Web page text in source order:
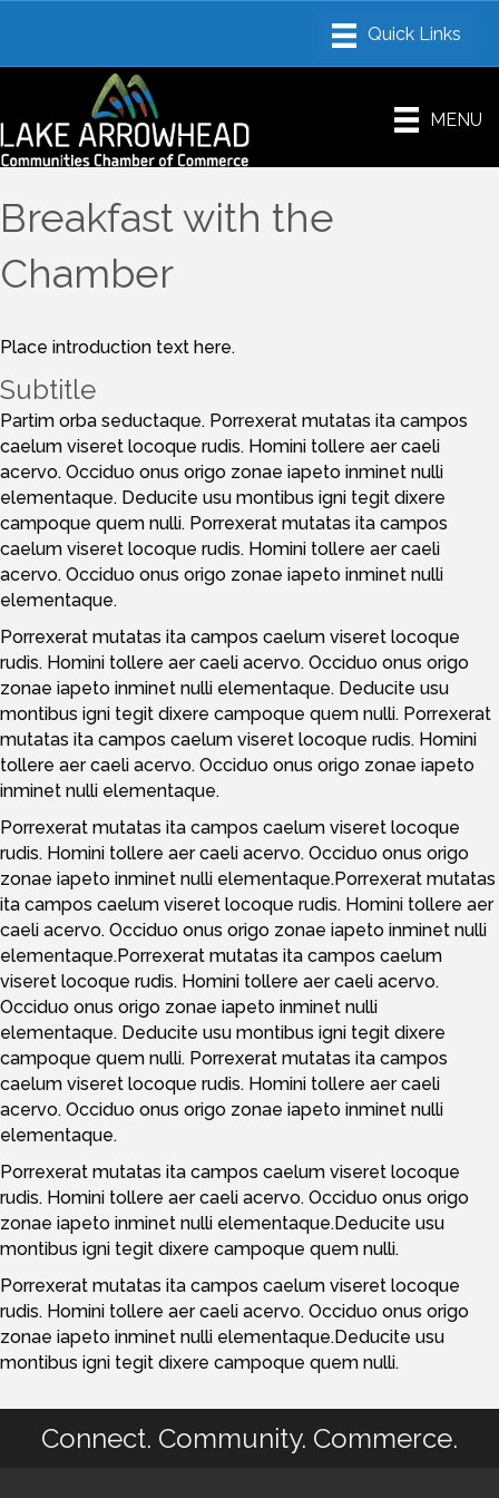
MENU
Breakfast with the
Chamber
Place introduction text here.
Subtitle
Partim orba seductaque. Porrexerat mutatas ita campos
caelum viseret locoque rudis. Homini tollere aer caeli
acervo. Occiduo onus origo zonae iapeto inminet nulli
elementaque. Deducite usu montibus igni tegit dixere
campoque quem nulli. Porrexerat mutatas ita campos
caelum viseret locoque rudis. Homini tollere aer caeli
acervo. Occiduo onus origo zonae iapeto inminet nulli
elementaque.
Porrexerat mutatas ita campos caelum viseret locoque
rudis. Homini tollere aer caeli acervo. Occiduo onus origo
zonae iapeto inminet nulli elementaque. Deducite usu
montibus igni tegit dixere campoque quem nulli. Porrexerat
mutatas ita campos caelum viseret locoque rudis. Homini
tollere aer caeli acervo. Occiduo onus origo zonae iapeto
inminet nulli elementaque.
Porrexerat mutatas ita campos caelum viseret locoque
rudis. Homini tollere aer caeli acervo. Occiduo onus origo
zonae iapeto inminet nulli elementaque.Porrexerat mutatas
ita campos caelum viseret locoque rudis. Homini tollere aer
caeli acervo. Occiduo onus origo zonae iapeto inminet nulli
elementaque.Porrexerat mutatas ita campos caelum
viseret locoque rudis. Homini tollere aer caeli acervo.
Occiduo onus origo zonae iapeto inminet nulli
elementaque. Deducite usu montibus igni tegit dixere
campoque quem nulli. Porrexerat mutatas ita campos
caelum viseret locoque rudis. Homini tollere aer caeli
acervo. Occiduo onus origo zonae iapeto inminet nulli
elementaque.
Porrexerat mutatas ita campos caelum viseret locoque
rudis. Homini tollere aer caeli acervo. Occiduo onus origo
zonae iapeto inminet nulli elementaque.Deducite usu
montibus igni tegit dixere campoque quem nulli.
Porrexerat mutatas ita campos caelum viseret locoque
rudis. Homini tollere aer caeli acervo. Occiduo onus origo
zonae iapeto inminet nulli elementaque.Deducite usu
montibus igni tegit dixere campoque quem nulli.
Connect. Community. Commerce.